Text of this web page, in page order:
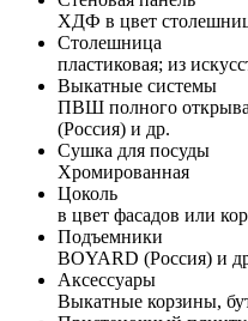
ХДФ в цвет
Столешница
пластиковая; из
Выкатные системы
ПВШ полного
(Россия) и др.
Сушка для посуды
Хромированная
Цоколь
в цвет фасадов или
Подъемники
BOYARD (Россия) и
Аксессуары
Выкатные корзины,